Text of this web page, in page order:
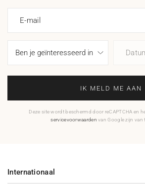
E-mail
IK MELD ME AAN
Deze site wordt beschermd door reCAPTCHA en
servicevoorwaarden van Google zijn van
Internationaal